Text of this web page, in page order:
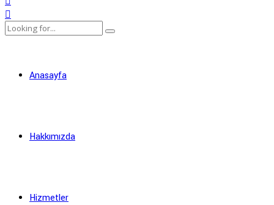
Anasayfa
Hakkımızda
Hizmetler